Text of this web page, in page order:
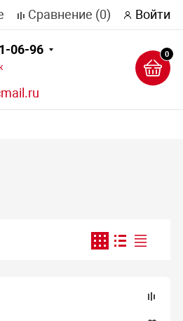
Сравнение (0) Войти
06-96 0